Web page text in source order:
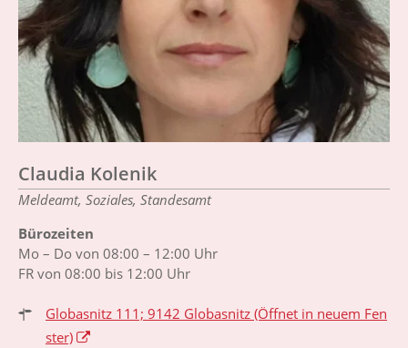
Claudia Kolenik
Meldeamt, Soziales, Standesamt
Bürozeiten
Mo – Do von 08:00 – 12:00 Uhr
FR von 08:00 bis 12:00 Uhr
Globasnitz 111; 9142 Globasnitz (Öffnet in neuem Fen
ster)